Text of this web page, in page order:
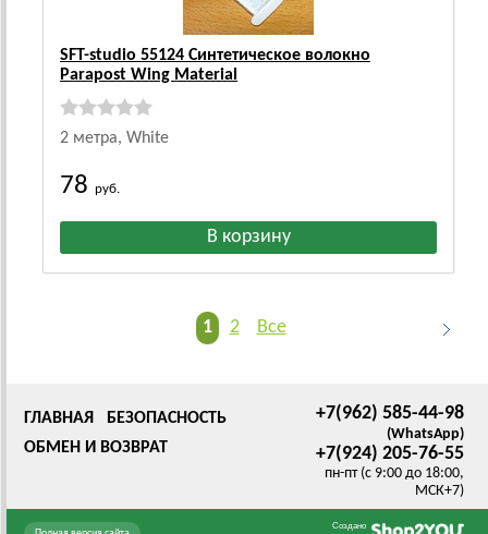
SFT-studio 55124 Синтетическое волокно
Parapost Wing Material
2 метра, White
78 руб.
1 2 Все
+7(962) 585-44-98
(WhatsApp)
+7(924) 205-76-55
пн-пт (с 9:00 до 18:00,
МСК+7)
ГЛАВНАЯ
БЕЗОПАСНОСТЬ
ОБМЕН И ВОЗВРАТ
Создано